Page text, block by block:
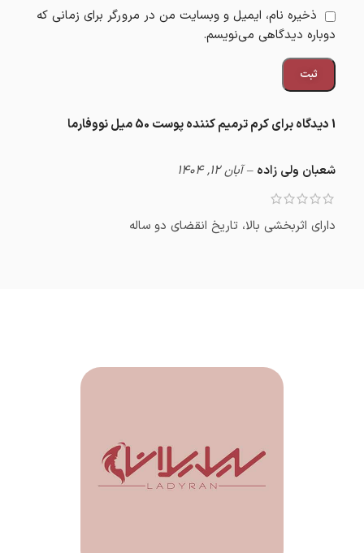
1 دیدگاه برای کرم ترمیم کننده پوست 50 میل نووفارما
شعبان ولی زاده – آبان 12, 1404
دارای اثربخشی بالا، تاریخ انقضای دو ساله
ذخیره نام، ایمیل و وبسایت من در مرورگر برای زمانی که
دوباره دیدگاهی می‌نویسم.